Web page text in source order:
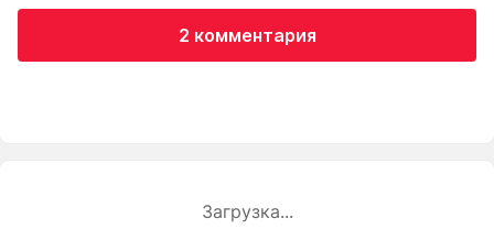
2 комментария
Загрузка...